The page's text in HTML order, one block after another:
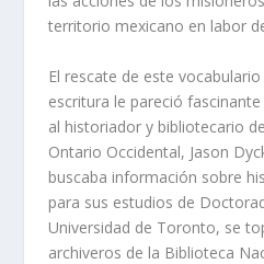
territorio mexicano en labor
El rescate de este
escritura le pareció
al historiador y bibliotecario
Ontario Occidental, Jason
buscaba información sobre
para sus estudios de
Universidad de Toronto, se
archiveros de la Biblioteca